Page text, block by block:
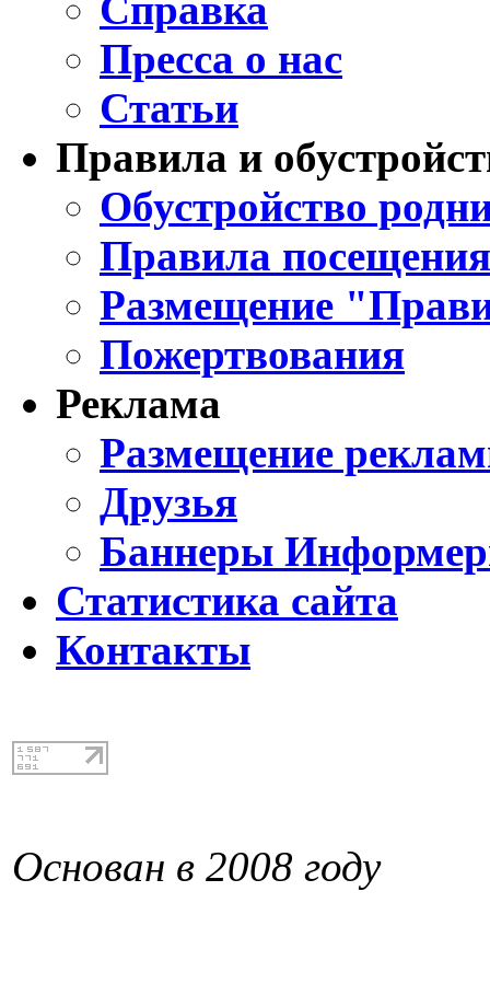
Пресса о нас
Статьи
Правила и
Обустройство
Правила
Размещение
Пожертвования
Реклама
Размещение
Друзья
Баннеры
Статистика сайта
Контакты
Основан в 2008 году